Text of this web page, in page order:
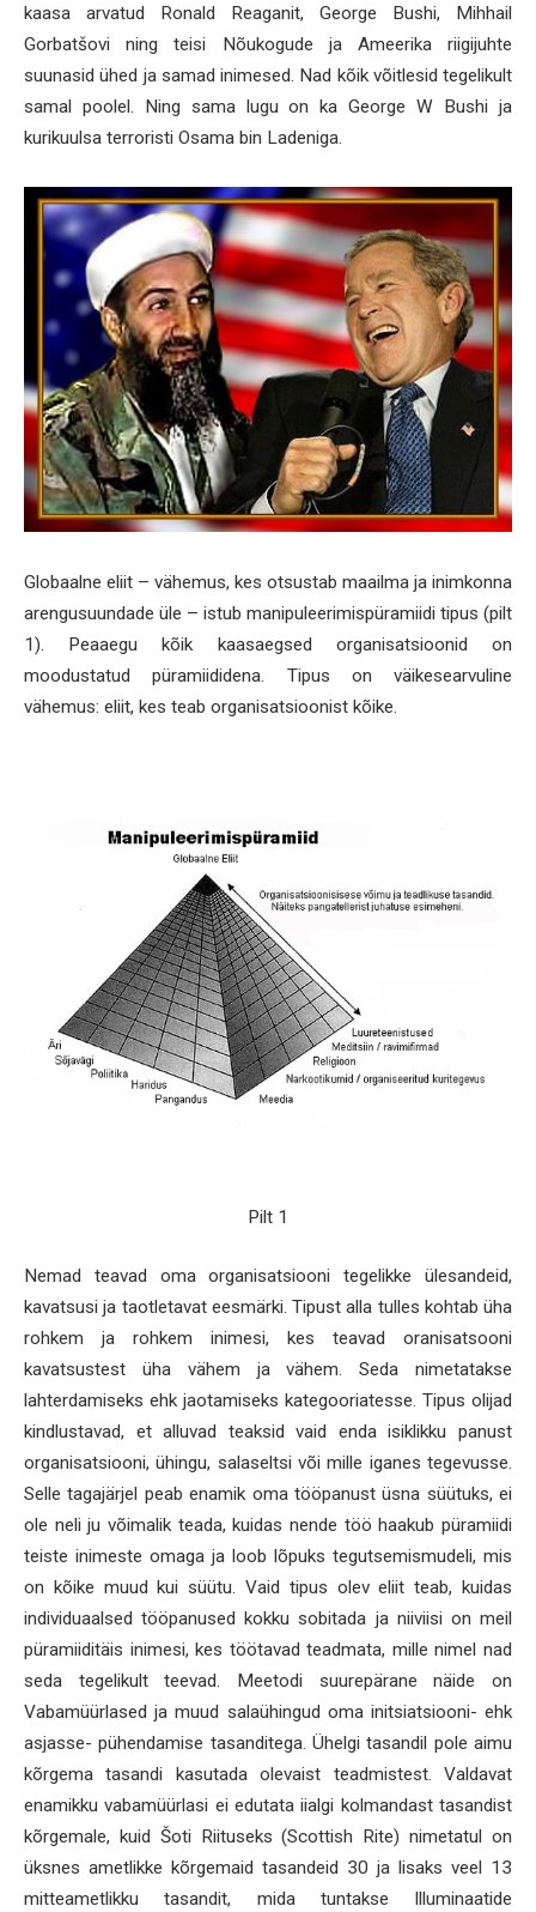
kaasa arvatud Ronald Reaganit, George Bushi, Mihhail
Gorbatšovi ning teisi Nõukogude ja Ameerika riigijuhte
suunasid ühed ja samad inimesed. Nad kõik võitlesid tegelikult
samal poolel. Ning sama lugu on ka George W Bushi ja
kurikuulsa terroristi Osama bin Ladeniga.
Globaalne eliit – vähemus, kes otsustab maailma ja inimkonna
arengusuundade üle – istub manipuleerimispüramiidi tipus (pilt
1). Peaaegu kõik kaasaegsed organisatsioonid on
moodustatud püramiididena. Tipus on väikesearvuline
vähemus: eliit, kes teab organisatsioonist kõike.
Pilt 1
Nemad teavad oma organisatsiooni tegelikke ülesandeid,
kavatsusi ja taotletavat eesmärki. Tipust alla tulles kohtab üha
rohkem ja rohkem inimesi, kes teavad oranisatsooni
kavatsustest üha vähem ja vähem. Seda nimetatakse
lahterdamiseks ehk jaotamiseks kategooriatesse. Tipus olijad
kindlustavad, et alluvad teaksid vaid enda isiklikku panust
organisatsiooni, ühingu, salaseltsi või mille iganes tegevusse.
Selle tagajärjel peab enamik oma tööpanust üsna süütuks, ei
ole neli ju võimalik teada, kuidas nende töö haakub püramiidi
teiste inimeste omaga ja loob lõpuks tegutsemismudeli, mis
on kõike muud kui süütu. Vaid tipus olev eliit teab, kuidas
individuaalsed tööpanused kokku sobitada ja niiviisi on meil
püramiiditäis inimesi, kes töötavad teadmata, mille nimel nad
seda tegelikult teevad. Meetodi suurepärane näide on
Vabamüürlased ja muud salaühingud oma initsiatsiooni- ehk
asjasse- pühendamise tasanditega. Ühelgi tasandil pole aimu
kõrgema tasandi kasutada olevaist teadmistest. Valdavat
enamikku vabamüürlasi ei edutata iialgi kolmandast tasandist
kõrgemale, kuid Šoti Riituseks (Scottish Rite) nimetatul on
üksnes ametlikke kõrgemaid tasandeid 30 ja lisaks veel 13
mitteametlikku tasandit, mida tuntakse Illuminaatide